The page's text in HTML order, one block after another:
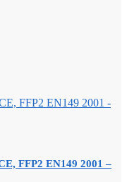
FFP2 EN149 2001 –